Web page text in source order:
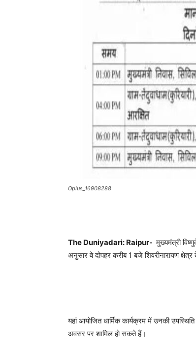
Oplus_16908288
The Duniyadari: Raipur- मुख्यमंत्री
अनुसार वे दोपहर करीब 1 बजे शिवरीनारायण
यहां आयोजित धार्मिक कार्यक्रम में उनकी
अवसर पर शामिल हो सकते हैं।